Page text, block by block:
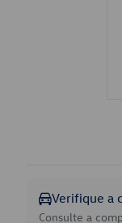
Verifique a
Consulte a